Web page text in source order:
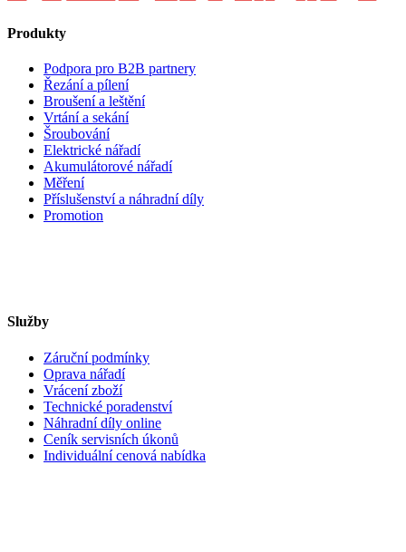
Produkty
Podpora pro B2B partnery
Řezání a pílení
Broušení a leštění
Vrtání a sekání
Šroubování
Elektrické nářadí
Akumulátorové nářadí
Měření
Příslušenství a náhradní díly
Promotion
Služby
Záruční podmínky
Oprava nářadí
Vrácení zboží
Technické poradenství
Náhradní díly online
Ceník servisních úkonů
Individuální cenová nabídka